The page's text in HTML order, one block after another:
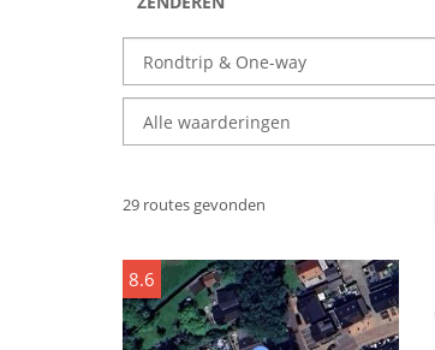
29 routes gevonden
8.6